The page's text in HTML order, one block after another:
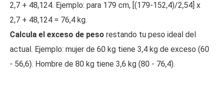
2,7 + 48,124. Ejemplo: para 179 cm, [(179-152,4)/2,54] x
2,7 + 48,124 = 76,4 kg.
Calcula el exceso de peso restando tu peso ideal del
actual. Ejemplo: mujer de 60 kg tiene 3,4 kg de exceso (60
- 56,6). Hombre de 80 kg tiene 3,6 kg (80 - 76,4).